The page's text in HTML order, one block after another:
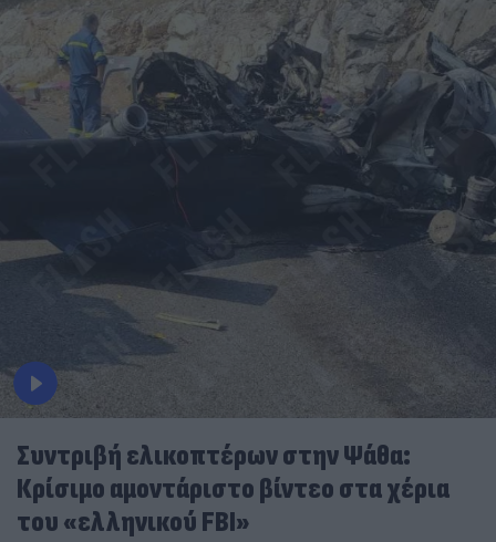
Συντριβή ελικοπτέρων στην Ψάθα:
Κρίσιμο αμοντάριστο βίντεο στα χέρια
του «ελληνικού FBI»